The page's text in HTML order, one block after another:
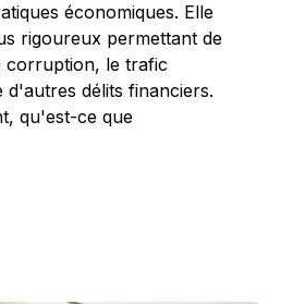
économiques. Elle
rigoureux permettant de
corruption, le trafic
d'autres délits financiers.
qu'est-ce que